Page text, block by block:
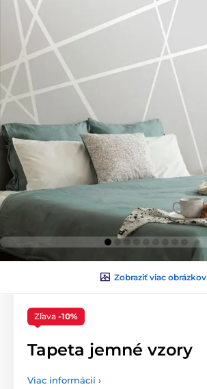
Zobraziť viac obrázkov
Zľava -10%
Tapeta jemné vzory
Viac informácií ›